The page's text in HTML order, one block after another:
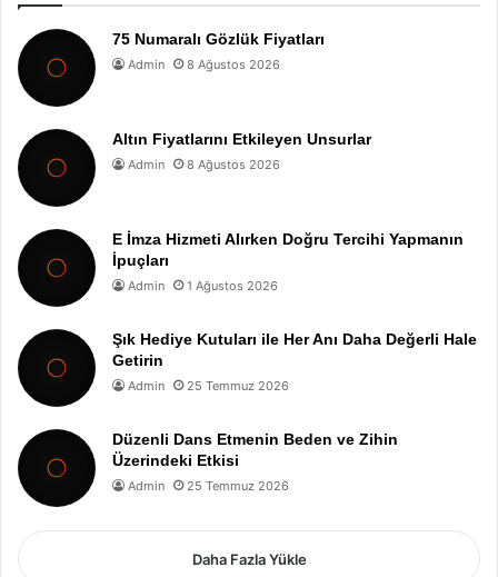
75 Numaralı Gözlük Fiyatları
Admin 8 Ağustos 2026
Altın Fiyatlarını Etkileyen Unsurlar
Admin 8 Ağustos 2026
E İmza Hizmeti Alırken Doğru Tercihi Yapmanın
İpuçları
Admin 1 Ağustos 2026
Şık Hediye Kutuları ile Her Anı Daha Değerli Hale
Getirin
Admin 25 Temmuz 2026
Düzenli Dans Etmenin Beden ve Zihin
Üzerindeki Etkisi
Admin 25 Temmuz 2026
Daha Fazla Yükle